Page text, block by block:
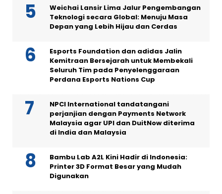
Weichai Lansir Lima Jalur Pengembangan
Teknologi secara Global: Menuju Masa
Depan yang Lebih Hijau dan Cerdas
Esports Foundation dan adidas Jalin
Kemitraan Bersejarah untuk Membekali
Seluruh Tim pada Penyelenggaraan
Perdana Esports Nations Cup
NPCI International tandatangani
perjanjian dengan Payments Network
Malaysia agar UPI dan DuitNow diterima
di India dan Malaysia
Bambu Lab A2L Kini Hadir di Indonesia:
Printer 3D Format Besar yang Mudah
Digunakan